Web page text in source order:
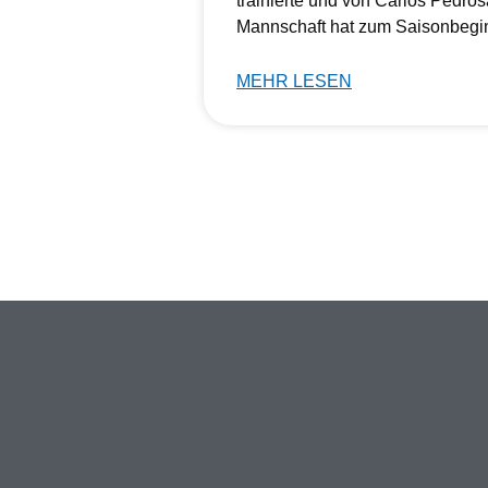
Mannschaft hat zum
MEHR LESEN